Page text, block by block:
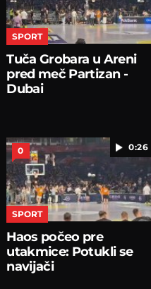
SPORT
Tuča Grobara u Areni
pred meč Partizan -
Dubai
0:26
0
SPORT
Haos počeo pre
utakmice: Potukli se
navijači